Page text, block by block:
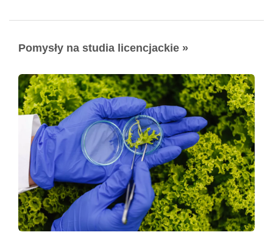
Pomysły na studia licencjackie »